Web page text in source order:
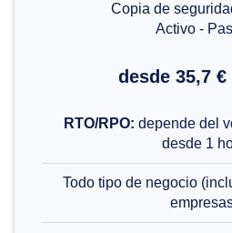
Copia de
Activo -
desde 35,7
RTO/RPO: depende del
desde 1
Todo tipo de negocio